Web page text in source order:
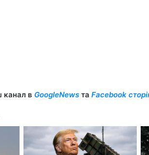
канал в GoogleNewsта Facebook